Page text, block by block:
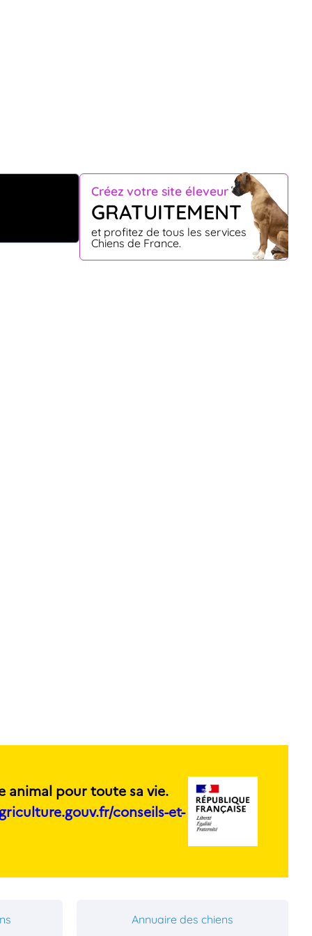
Créez votre site éleveur
GRATUITEMENT
et profitez de tous les services
Chiens de France.
animal pour toute sa vie.
conseils-et-
Annuaire des chiens